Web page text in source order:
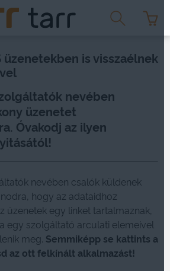
üzenetekben is visszaélnek
nevében
üzenetet
Óvakodj az ilyen
nevében csalók küldenek
hogy az adataidhoz
üzenetek egy linket tartalmaznak,
egy szolgáltató arculati elemeivel
meg. Semmiképp se kattints a
az ott felkínált alkalmazást!